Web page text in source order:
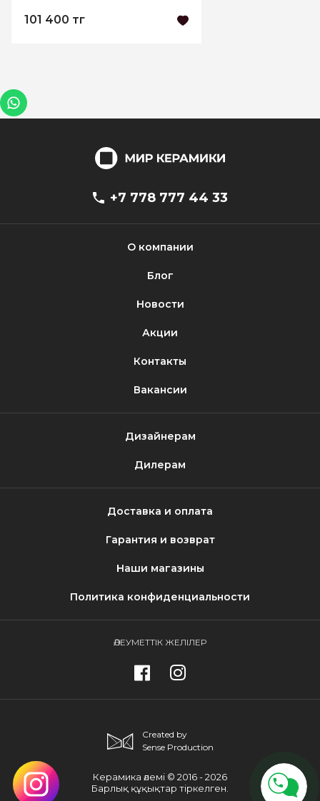
матовый
101 400 тг
+7 778 777 44 33
О компании
Блог
Новости
Акции
Контакты
Вакансии
Дизайнерам
Дилерам
Доставка и оплата
Гарантия и возврат
Наши магазины
Политика конфиденциальности
ӘЛЕУМЕТТІК ЖЕЛІЛЕР
Керамика әлемі © 2016 - 2026
Барлық құқықтар тіркелген.
Created by
Sense Production